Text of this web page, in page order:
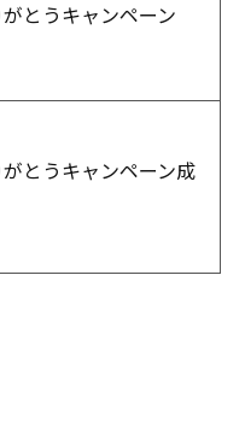
とうキャンペーン
とうキャンペーン成